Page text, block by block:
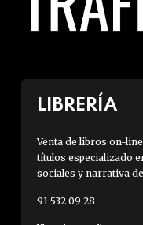
LIBRERÍA
Venta de libros on-
títulos especializado
sociales y narrativa
91 532 09 28